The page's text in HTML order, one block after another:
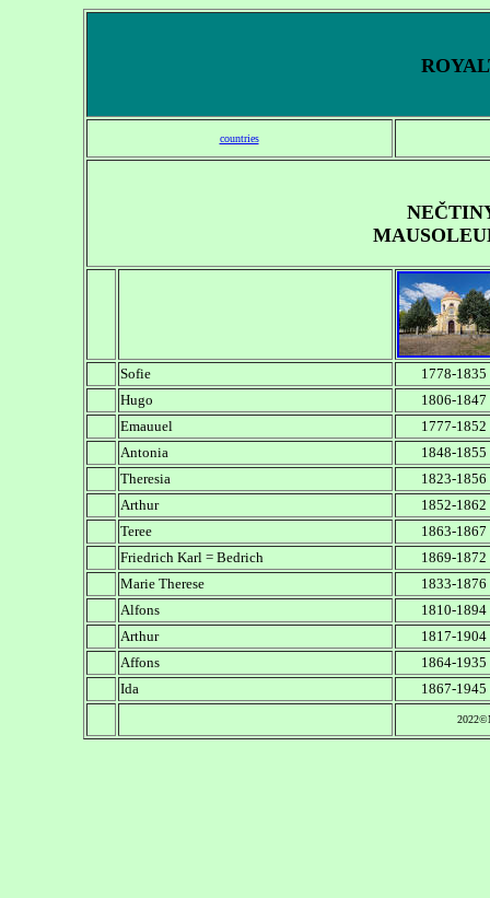
countries
Sofie
1778-1835
Hugo
1806-1847
Emauuel
1777-1852
Antonia
1848-1855
Theresia
1823-1856
Arthur
1852-1862
Teree
1863-1867
Friedrich Karl = Bedrich
1869-1872
Marie Therese
1833-1876
Alfons
1810-1894
Arthur
1817-1904
Affons
1864-1935
Ida
1867-1945